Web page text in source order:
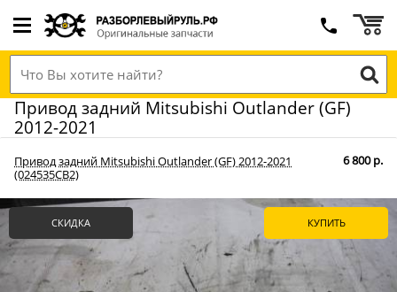
Привод задний Mitsubishi Outlander (GF)
2012-2021
Привод задний Mitsubishi Outlander (GF) 2012-2021
(024535СВ2)
6 800 р.
КУПИТЬ
СКИДКА